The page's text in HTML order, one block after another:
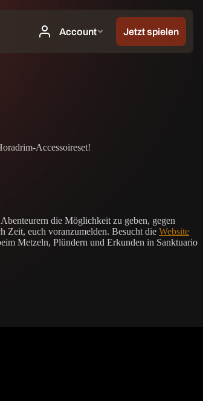
Accessoireset!
die Möglichkeit zu geben, gegen
Zeit, euch voranzumelden. Besucht die Website
Metzeln, Plündern und Erkunden in Sanktuario